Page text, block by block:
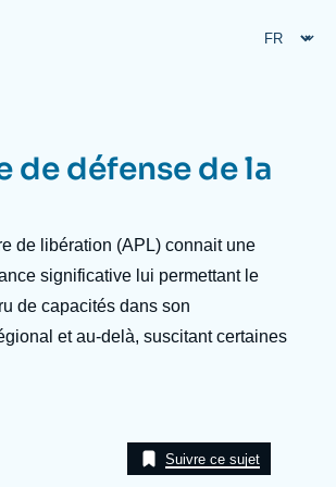
Recherches fréquentes
de défense de la
de libération (APL) connait une
significative lui permettant le
de capacités dans son
et au-delà, suscitant certaines
Suivre ce sujet